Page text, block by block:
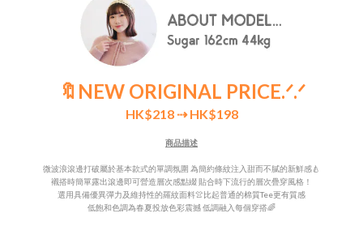
🔖NEW ORIGINAL PRICE.ᐟ.ᐟ
HK$218 ⇢ HK$198
商品描述
微波浪滾邊打破屬於基本款式的單調氛圍 為簡約條紋注入甜而不膩的新鮮感🍐
襯搭時簡單露出滾邊即可營造層次感點綴 貼合時下流行的層次疊穿風格！
選用具備優異彈力及維持性的羅紋面料👚比起普通的棉質Tee更有質感
低飽和色調為春夏投放色彩震撼 低調融入每個穿搭🌈